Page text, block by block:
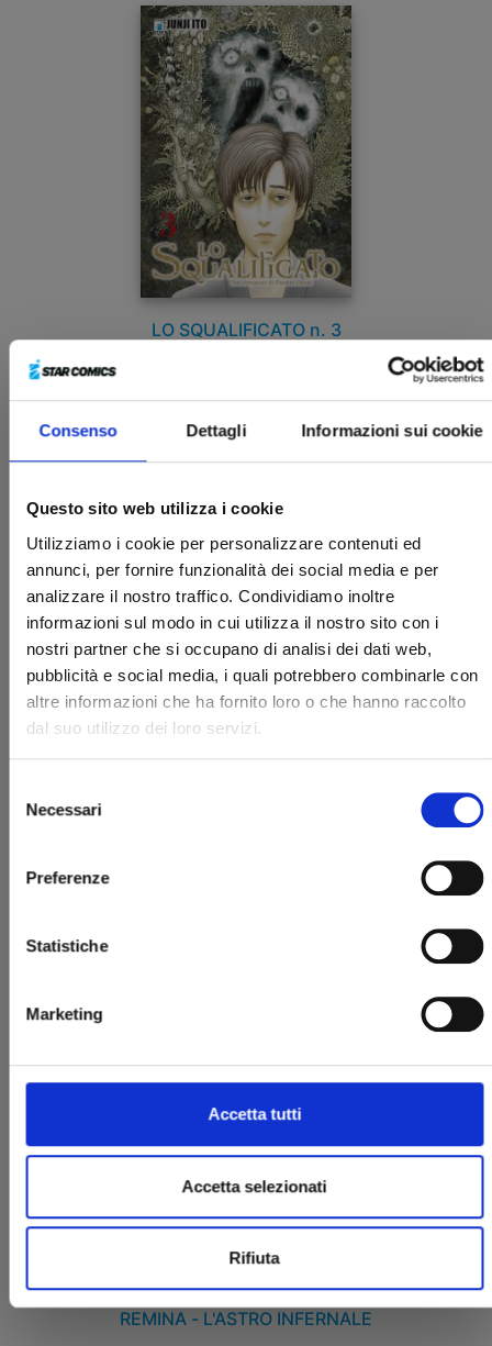
Consenso Dettagli Informazioni sui cookie
Questo sito web utilizza i cookie
Utilizziamo i cookie per personalizzare contenuti ed
annunci, per fornire funzionalità dei social media e per
analizzare il nostro traffico. Condividiamo inoltre
informazioni sul modo in cui utilizza il nostro sito con i
nostri partner che si occupano di analisi dei dati web,
pubblicità e social media, i quali potrebbero combinarle con
altre informazioni che ha fornito loro o che hanno raccolto
dal suo utilizzo dei loro servizi.
delNecessari
Preferenze
Statistiche
Marketing
Accetta tutti
Accetta selezionati
Rifiuta
LO SQUALIFICATO n. 3
20/03/2019
€ 6,90
REMINA - L'ASTRO INFERNALE